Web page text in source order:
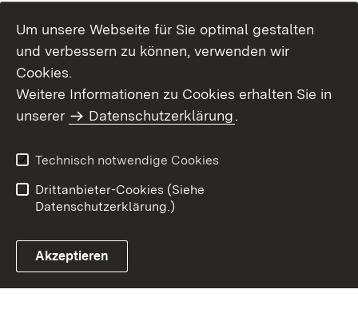
Benutzungshinweise
Erklärung zur
Um unsere Webseite für Sie optimal gestalten
und verbessern zu können, verwenden wir
Cookies.
Weitere Informationen zu Cookies erhalten Sie in
unserer
Datenschutzerklärung.
Technisch notwendige Cookies
Drittanbieter-Cookies (Siehe
Datenschutzerklärung.)
Akzeptieren